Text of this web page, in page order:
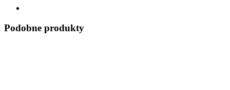
Podobne produkty